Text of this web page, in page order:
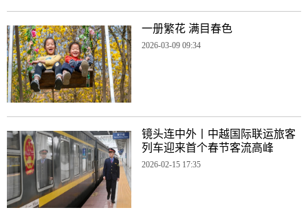
一册繁花 满目春色
2026-03-09 09:34
镜头连中外丨中越国际联运旅客
列车迎来首个春节客流高峰
2026-02-15 17:35